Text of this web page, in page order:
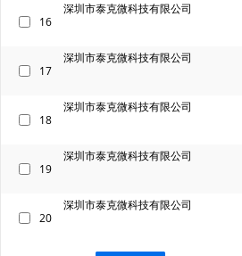
16
深圳市泰克微科技有限公司
17
深圳市泰克微科技有限公司
18
深圳市泰克微科技有限公司
19
深圳市泰克微科技有限公司
20
深圳市泰克微科技有限公司